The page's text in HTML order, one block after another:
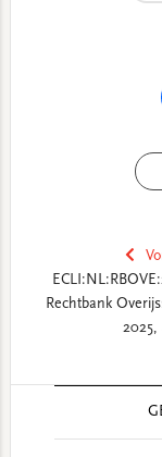
Rechtbank
2025,